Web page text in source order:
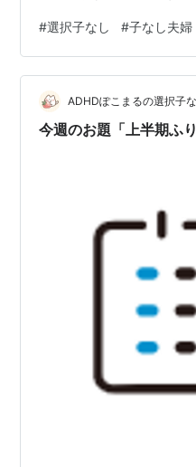
りにもわたしがうるさいの
いて黙らせようとしてき
ゲラゲラ笑っていると、
んまりにも屁をこくので、
こいてうんち投げて攻撃し
#選択子なし #子なし夫婦
ADHDぽこまるの選択子
今週のお題「上半期ふ